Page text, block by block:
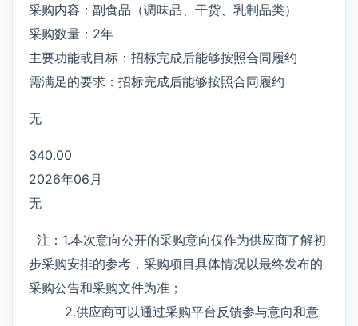
采购内容：副食品（调味品、干货、乳制品类）
采购数量：2年
主要功能或目标：招标完成后能够按照合同履约
需满足的要求：招标完成后能够按照合同履约
无
340.00
2026年06月
无
注：1.本次意向公开的采购意向仅作为供应商了解初
步采购安排的参考，采购项目具体情况以最终发布的
采购公告和采购文件为准；
2.供应商可以通过采购平台反馈参与意向和意